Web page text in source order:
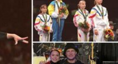
вразила президента США
Як склалася
років тому виграла
великий шматок килимового
1996"